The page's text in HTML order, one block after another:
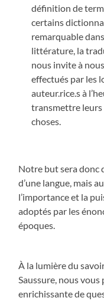
définition de
certains
remarquable
littérature, la
nous invite à
effectués par les
auteur.rice.s à
transmettre leurs
choses.
Notre but sera donc
d’une langue, mais
l’importance et la
adoptés par les
époques.
À la lumière du
Saussure, nous
enrichissante de